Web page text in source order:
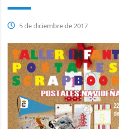
5 de diciembre de 2017